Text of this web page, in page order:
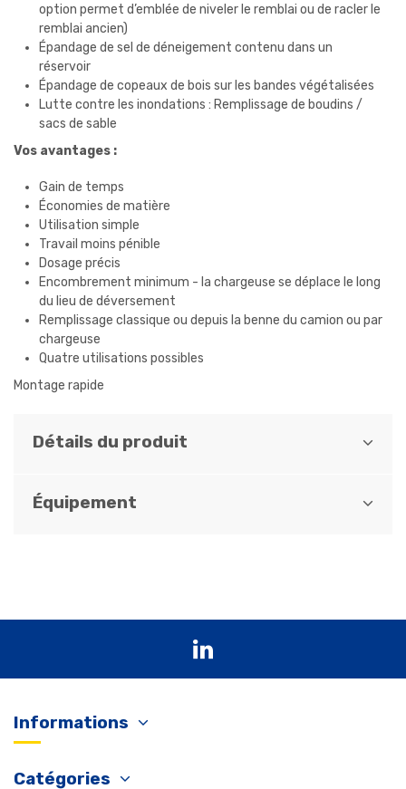
option permet d’emblée de niveler le remblai ou de racler le
remblai ancien)
Épandage de sel de déneigement contenu dans un
réservoir
Épandage de copeaux de bois sur les bandes végétalisées
Lutte contre les inondations : Remplissage de boudins /
sacs de sable
Vos avantages :
Gain de temps
Économies de matière
Utilisation simple
Travail moins pénible
Dosage précis
Encombrement minimum - la chargeuse se déplace le long
du lieu de déversement
Remplissage classique ou depuis la benne du camion ou par
chargeuse
Quatre utilisations possibles
Montage rapide
Détails du produit
Équipement
Informations
Catégories